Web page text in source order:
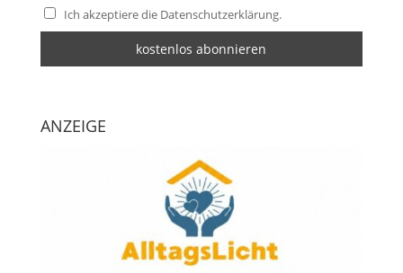
Ich akzeptiere die Datenschutzerklärung.
ANZEIGE